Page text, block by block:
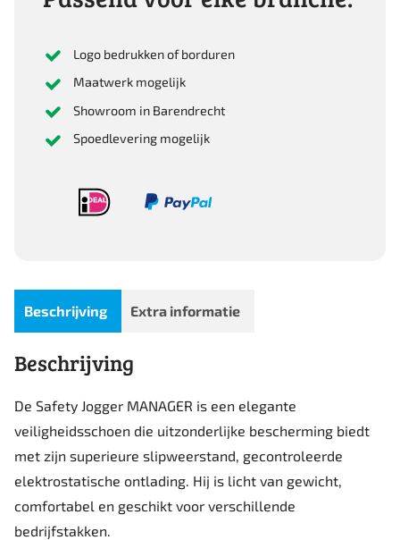
Logo bedrukken of borduren
Maatwerk mogelijk
Showroom in Barendrecht
Spoedlevering mogelijk
Beschrijving Extra informatie
Beschrijving
De Safety Jogger MANAGER is een elegante
veiligheidsschoen die uitzonderlijke bescherming biedt
met zijn superieure slipweerstand, gecontroleerde
elektrostatische ontlading. Hij is licht van gewicht,
comfortabel en geschikt voor verschillende
bedrijfstakken.